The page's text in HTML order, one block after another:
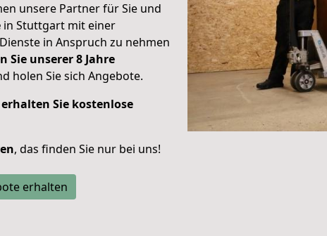
unsere Partner für Sie und
in Stuttgart mit einer
in Anspruch zu nehmen
Sie unserer 8 Jahre
holen Sie sich Angebote.
erhalten Sie kostenlose
, das finden Sie nur bei uns!
erhalten